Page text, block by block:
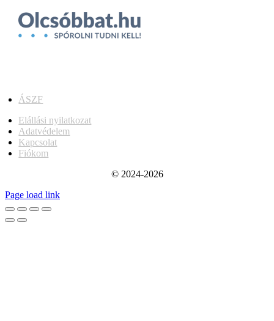
ÁSZF
Elállási nyilatkozat
Adatvédelem
Kapcsolat
Fiókom
© 2024-2026
Page load link